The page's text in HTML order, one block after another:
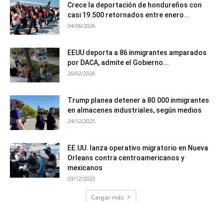
Crece la deportación de hondureños con
casi 19.500 retornados entre enero...
04/06/2026
EEUU deporta a 86 inmigrantes amparados
por DACA, admite el Gobierno...
26/02/2026
Trump planea detener a 80.000 inmigrantes
en almacenes industriales, según medios
24/12/2025
EE.UU. lanza operativo migratorio en Nueva
Orleans contra centroamericanos y
mexicanos
03/12/2025
Cargar más